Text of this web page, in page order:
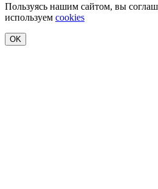
Пользуясь нашим сайтом, вы
используем cookies
OK